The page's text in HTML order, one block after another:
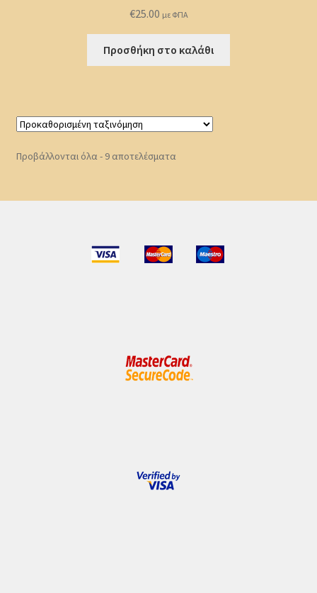
€25.00 με ΦΠΑ
Προσθήκη στο καλάθι
Προβάλλονται όλα - 9 αποτελέσματα